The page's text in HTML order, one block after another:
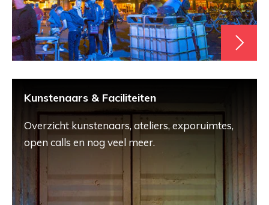
Kunstenaars & Faciliteiten
Overzicht kunstenaars, ateliers, exporuimtes,
open calls en nog veel meer.